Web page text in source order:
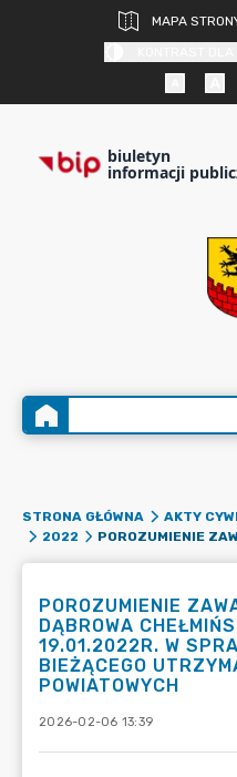
MAPA
biuletyn
informacji
STRONA GŁÓWNA AKTY
2022
POROZUMIENIE
DĄBROWA
19.01.2022R. W
BIEŻĄCEGO
POWIATOWYCH
2026-02-06 13:39